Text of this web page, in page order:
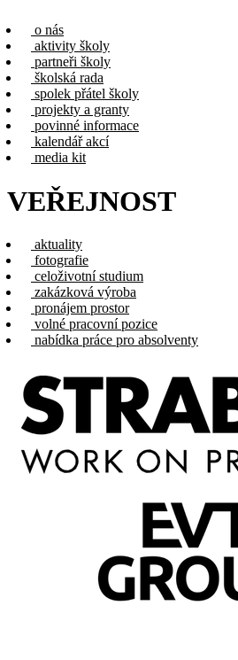
o nás
aktivity školy
partneři školy
školská rada
spolek přátel školy
projekty a granty
povinné informace
kalendář akcí
media kit
VEŘEJNOST
aktuality
fotografie
celoživotní studium
zakázková výroba
pronájem prostor
volné pracovní pozice
nabídka práce pro absolventy